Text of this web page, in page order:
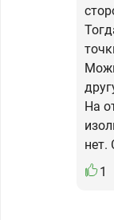
На
нет.
1